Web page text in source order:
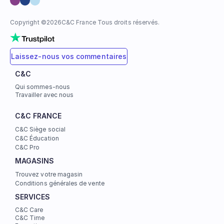
C&C
Qui sommes-nous
Travailler avec nous
C&C FRANCE
C&C Siège social
C&C Éducation
C&C Pro
MAGASINS
Trouvez votre magasin
Conditions générales de vente
SERVICES
C&C Care
C&C Time
Copyright ©2026C&C France Tous droits réservés.
Laissez-nous vos commentaires